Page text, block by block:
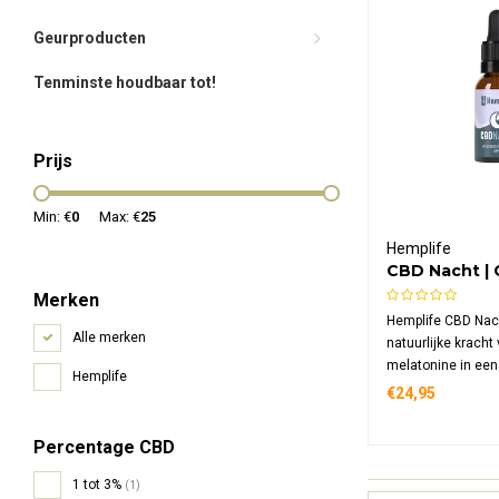
Geurproducten
Tenminste houdbaar tot!
Prijs
Min: €0 Max: €25
Merken
Alle merken
Hemplife
Percentage CBD
1 tot 3% (1)
Hemplife
CBD Nacht |
Melatonine
Hemplife CBD
natuurlijke kracht
melatonine in
wateroplosbare
ml.
€24,95